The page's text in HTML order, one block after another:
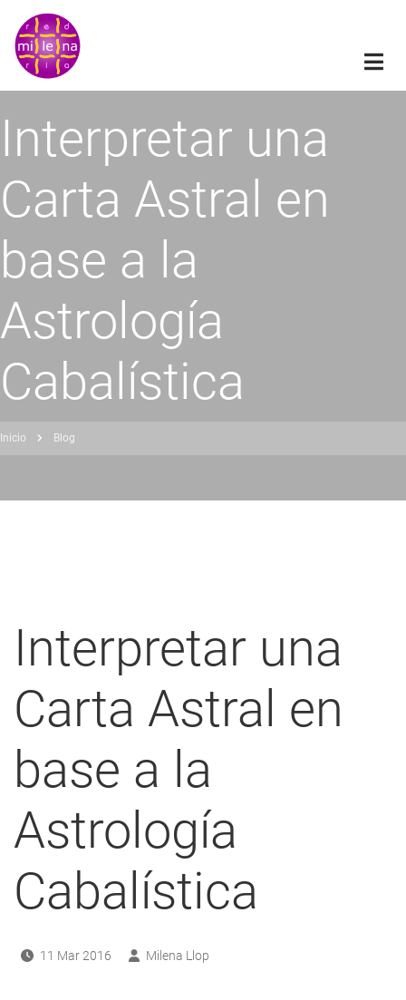
Pasar
contenido
principal
Interpretar una
Carta Astral en
base a la
Astrología
Cabalística
Inicio Blog
Interpretar una
Carta Astral en
base a la
Astrología
Cabalística
11 Mar 2016 Milena Llop